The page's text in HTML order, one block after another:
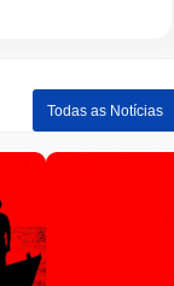
Todas as Notícias